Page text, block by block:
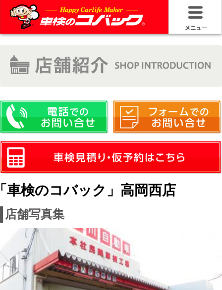
HOME
お問い合わ
車検サービ
安さの構造
20年50万キ
車検のコバック」高岡西店
店舗写真集